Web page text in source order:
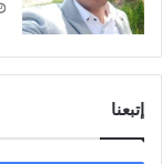
إتبعنا